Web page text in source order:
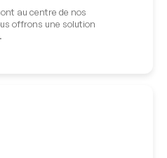
au centre de nos
offrons une solution